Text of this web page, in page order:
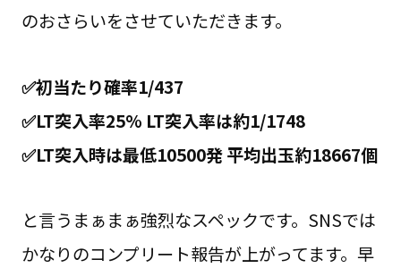
のおさらいをさせていただきます。
✅初当たり確率1/437
✅LT突入率25% LT突入率は約1/1748
✅LT突入時は最低10500発 平均出玉約18667個
と言うまぁまぁ強烈なスペックです。SNSでは
かなりのコンプリート報告が上がってます。早